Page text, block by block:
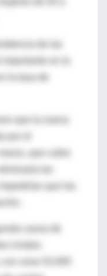
de las
en la
que las
causa de